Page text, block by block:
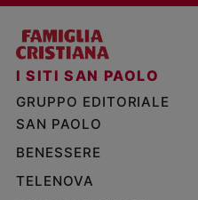
I SITI SAN PAOLO
GRUPPO EDITORIALE
SAN PAOLO
BENESSERE
TELENOVA